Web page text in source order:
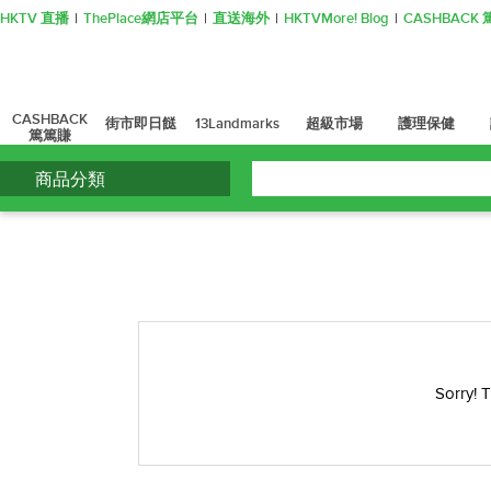
HKTV 直播 ThePlace網店平台 直送海外 HKTVMore! Blog CASHBACK
CASHBACK
篤篤賺
街市即日餸 13Landmarks 超級市場 護理保健
商品分類
Sorry!